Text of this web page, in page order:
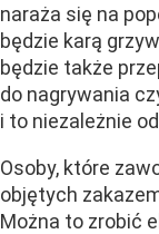
naraża się na
będzie karą
będzie także
do nagrywania
i to niezależnie
Osoby, które
objętych
Można to zrobić